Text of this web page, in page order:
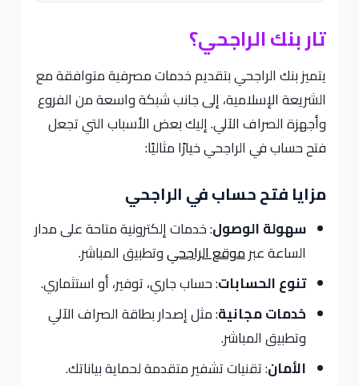
تار بنك الراجحي؟
يتميز بنك الراجحي بتقديم خدمات مصرفية متوافقة مع
الشريعة الإسلامية، إلى جانب شبكة واسعة من الفروع
وأجهزة الصراف الآلي. إليك بعض الأسباب التي تجعل
فتح حساب في الراجحي خيارًا مثاليًا:
مزايا فتح حساب في الراجحي
سهولة الوصول: خدمات إلكترونية متاحة على مدار
الساعة عبرموقع الراجحيوتطبيق المباشر.
تنوع الحسابات: حساب جاري، توفير، أو استثماري.
خدمات مجانية: مثل إصدار بطاقة الصراف الآلي
وتطبيق المباشر.
الأمان: تقنيات تشفير متقدمة لحماية بياناتك.